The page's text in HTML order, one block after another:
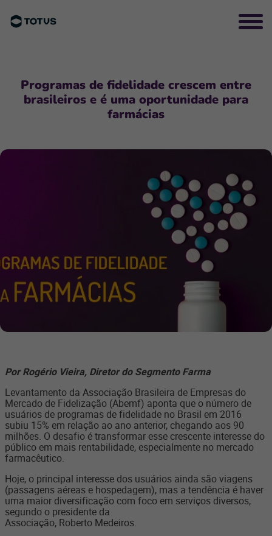
Programas de fidelidade crescem entre
brasileiros e é uma oportunidade para
farmácias
Por Rogério Vieira, Diretor do Segmento Farma
Levantamento da Associação Brasileira de Empresas do
Mercado de Fidelização (Abemf) aponta que o número de
usuários de programas de fidelidade no Brasil em 2016
subiu 15% em relação ao ano anterior, chegando aos 90
milhões. O desafio é transformar esse crescente interesse do
público em mais rentabilidade, especialmente no mercado
farmacêutico.
Hoje, o principal interesse dos usuários ainda são viagens
(passagens aéreas e hospedagem), mas a tendência é haver
uma maior diversificação com foco em serviços diversos,
segundo o presidente da
Associação, Roberto Medeiros.